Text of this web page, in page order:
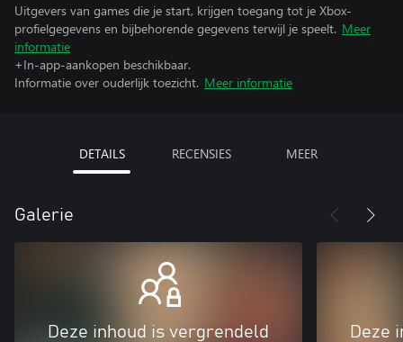
Uitgevers van games die je start, krijgen toegang tot je Xbox-
profielgegevens en bijbehorende gegevens terwijl je speelt. Meer
informatie
+In-app-aankopen beschikbaar.
Informatie over ouderlijk toezicht. Meer informatie
DETAILS RECENSIES MEER
Galerie
Deze inhoud is vergrendeld Deze